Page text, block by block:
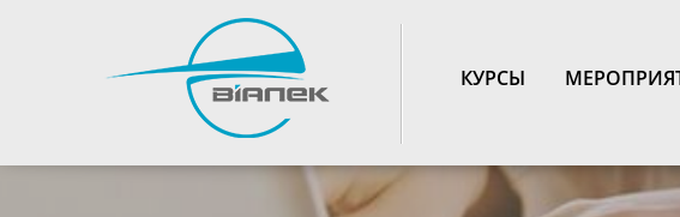
TOGGLE_NAVIGATION
КУРСЫ